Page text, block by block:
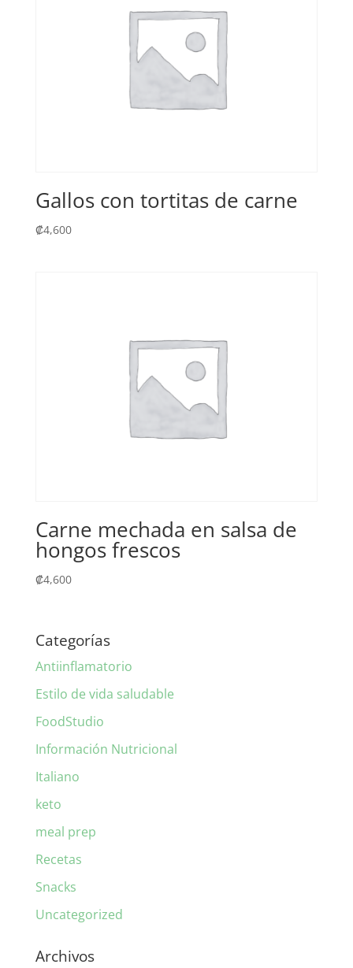
Gallos con tortitas de carne
₡4,600
Carne mechada en salsa de
hongos frescos
₡4,600
Categorías
Antiinflamatorio
Estilo de vida saludable
FoodStudio
Información Nutricional
Italiano
keto
meal prep
Recetas
Snacks
Uncategorized
Archivos